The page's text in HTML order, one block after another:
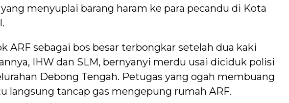
menyuplai barang haram ke para pecandu di Kota
ARF sebagai bos besar terbongkar setelah dua kaki
IHW dan SLM, bernyanyi merdu usai diciduk polisi
Debong Tengah. Petugas yang ogah membuang
langsung tancap gas mengepung rumah ARF.